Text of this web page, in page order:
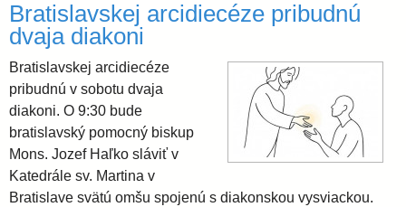
c
i
d
i
Bratislavskej arcidiecéze pribudnú
dvaja diakoni
Bratislavskej arcidiecéze
pribudnú v sobotu dvaja
diakoni. O 9:30 bude
bratislavský pomocný biskup
Mons. Jozef Haľko sláviť v
Katedrále sv. Martina v
Bratislave svätú omšu spojenú s diakonskou vysviackou.